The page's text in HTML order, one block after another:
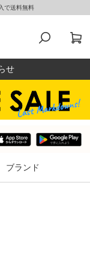
で送料無料
せ
ブランド